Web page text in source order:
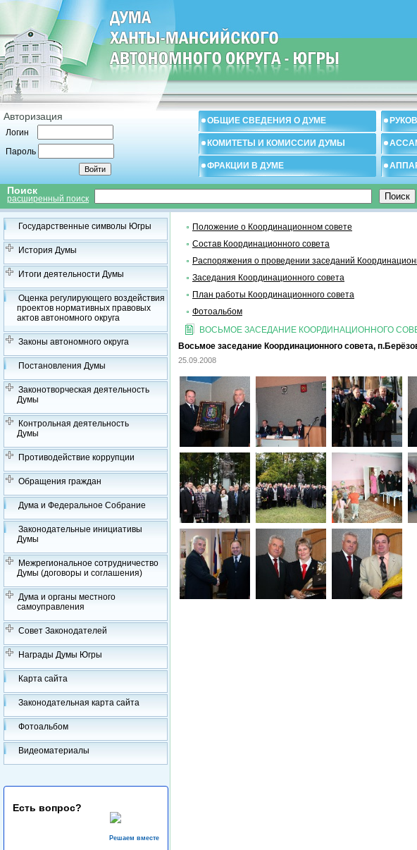
Авторизация
Логин
Пароль
ОБЩИЕ СВЕДЕНИЯ О ДУМЕ
КОМИТЕТЫ И КОМИССИИ ДУМЫ
ФРАКЦИИ В ДУМЕ
Поиск
расширенный поиск
Государственные символы Югры
История Думы
Итоги деятельности Думы
Оценка регулирующего воздействия
проектов нормативных правовых
актов автономного округа
Законы автономного округа
Постановления Думы
Законотворческая деятельность
Думы
Контрольная деятельность
Думы
Противодействие коррупции
Обращения граждан
Дума и Федеральное Собрание
Законодательные инициативы
Думы
Межрегиональное сотрудничество
Думы (договоры и соглашения)
Дума и органы местного
самоуправления
Совет Законодателей
Награды Думы Югры
Карта сайта
Законодательная карта сайта
Фотоальбом
Видеоматериалы
Есть вопрос?
Решаем вместе
Положение о Координационном совете
Состав Координационного совета
Распоряжения о проведении заседаний
Заседания Координационного cовета
План работы Координационного совета
Фотоальбом
ВОСЬМОЕ ЗАСЕДАНИЕ КООРДИНАЦИОННОГО
Восьмое заседание Координационного совета,
25.09.2008